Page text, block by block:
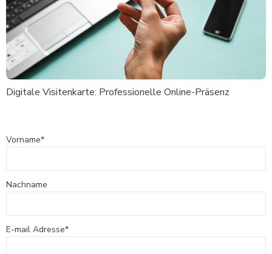
Digitale Visitenkarte: Professionelle Online-Präsenz
Vorname*
Nachname
E-mail Adresse*